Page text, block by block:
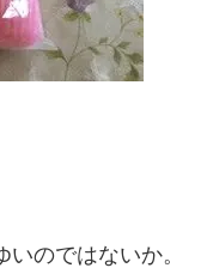
のではないか。